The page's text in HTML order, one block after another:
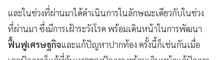
และในช่วงที่ผ่านมาได้ดำเนินการในลักษณะเดียวกับในช่วง
ที่ผ่านมา ซึ่งมีการเฝ้าระวังโรค พร้อมเดินหน้าในการพัฒนา
ฟื้นฟูเศรษฐกิจและแก้ปัญหาปากท้อง ครั้งนี้ก็เช่นกันเมื่อ